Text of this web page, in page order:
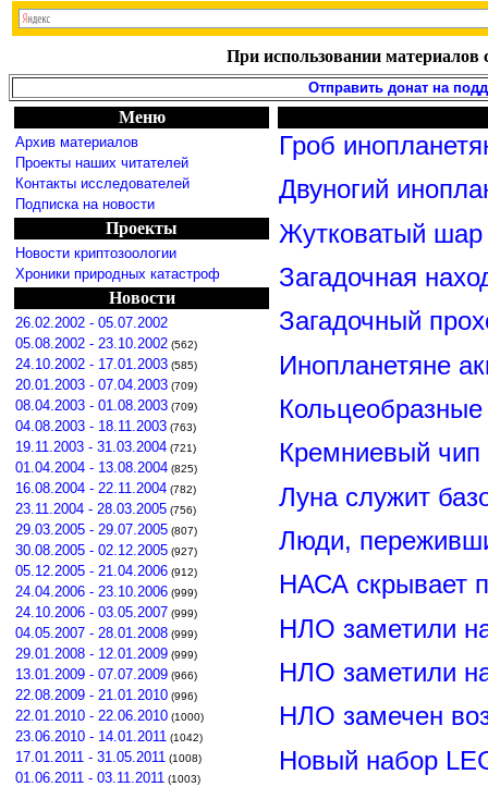
При использовании материалов
Отправить донат на
Меню
Архив материалов
Проекты наших читателей
Контакты исследователей
Подписка на новости
Проекты
Новости криптозоологии
Хроники природных катастроф
Новости
26.02.2002 - 05.07.2002
05.08.2002 - 23.10.2002 (562)
24.10.2002 - 17.01.2003 (585)
20.01.2003 - 07.04.2003 (709)
08.04.2003 - 01.08.2003 (709)
04.08.2003 - 18.11.2003 (763)
19.11.2003 - 31.03.2004 (721)
01.04.2004 - 13.08.2004 (825)
16.08.2004 - 22.11.2004 (782)
23.11.2004 - 28.03.2005 (756)
29.03.2005 - 29.07.2005 (807)
30.08.2005 - 02.12.2005 (927)
05.12.2005 - 21.04.2006 (912)
24.04.2006 - 23.10.2006 (999)
24.10.2006 - 03.05.2007 (999)
04.05.2007 - 28.01.2008 (999)
29.01.2008 - 12.01.2009 (999)
13.01.2009 - 07.07.2009 (966)
22.08.2009 - 21.01.2010 (996)
22.01.2010 - 22.06.2010 (1000)
23.06.2010 - 14.01.2011 (1042)
17.01.2011 - 31.05.2011 (1008)
01.06.2011 - 03.11.2011 (1003)
Гроб
Двуногий
Жутковатый шар
Загадочная
Загадочный
Инопланетяне
Кремниевый
Луна служит
Люди,
НАСА скрывает
НЛО заметили
НЛО заметили
НЛО замечен
Новый набор